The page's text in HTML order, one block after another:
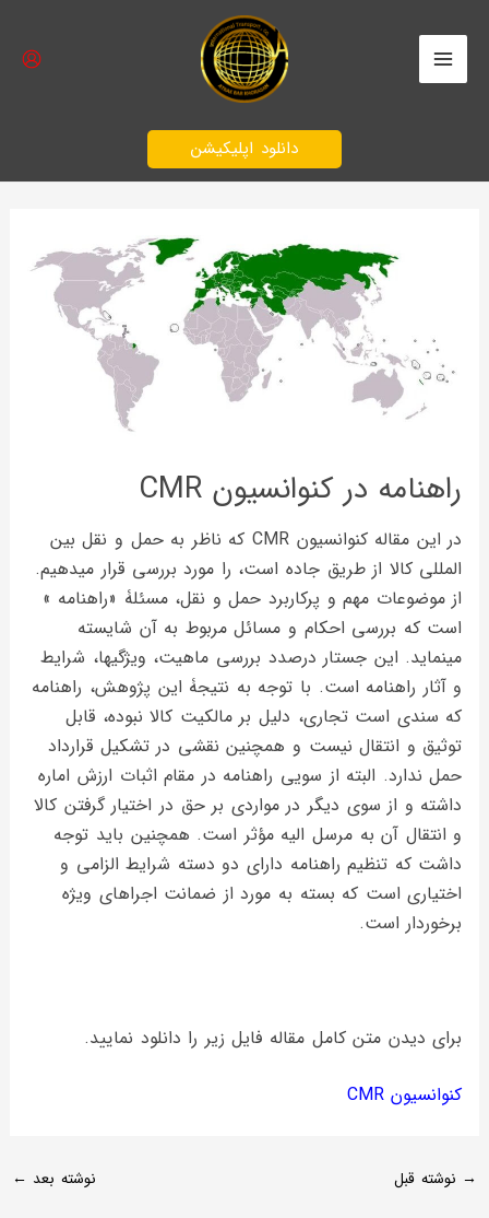
محتواMenu
دانلود اپلیکیشن
راهنامه در کنوانسيون CMR
در این مقاله کنوانسيون CMR که ناظر به حمل و نقل بين
المللي کالا از طريق جاده است، را مورد بررسی قرار میدهیم.
از موضوعات مهم و پرکاربرد حمل و نقل، مسئلۀ «راهنامه »
است که بررسی احکام و مسائل مربوط به آن شایسته
مینماید. این جستار درصدد بررسی ماهیت، ویژگیها، شرایط
و آثار راهنامه است. با توجه به نتیجۀ این پژوهش، راهنامه
که سندی است تجاری، دلیل بر مالکیت کالا نبوده، قابل
توثیق و انتقال نیست و همچنین نقشی در تشکیل قرارداد
حمل ندارد. البته از سویی راهنامه در مقام اثبات ارزش اماره
داشته و از سوی دیگر در مواردی بر حق در اختیار گرفتن کالا
و انتقال آن به مرسل الیه مؤثر است. همچنین باید توجه
داشت که تنظیم راهنامه دارای دو دسته شرایط الزامی و
اختیاری است که بسته به مورد از ضمانت اجراهای ویژه
برخوردار است.
برای دیدن متن کامل مقاله فایل زیر را دانلود نمایید.
کنوانسیون CMR
→ نوشته قبل نوشته بعد ←